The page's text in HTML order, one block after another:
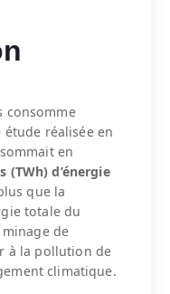
consomme
étude réalisée en
en
(TWh) d’énergie
que la
totale du
de
à la pollution de
climatique.